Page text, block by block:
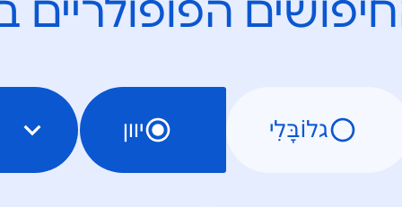
הפופולריים
גלוֹבָּלִי יוון